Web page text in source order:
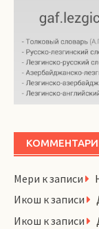
Мери к записи
Икош к записи
Икош к записи